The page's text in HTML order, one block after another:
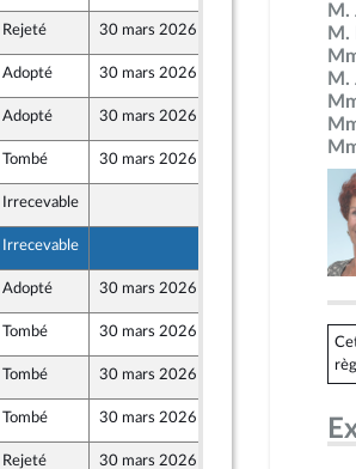
Rejeté 30 mars 2026 26 mars 2026
Adopté 30 mars 2026 28 mars 2026
Adopté 30 mars 2026 28 mars 2026
Tombé 30 mars 2026
Irrecevable 26 mars 2026
Irrecevable
Adopté 30 mars 2026
Tombé 30 mars 2026
Tombé 30 mars 2026 26 mars 2026
Tombé 30 mars 2026 26 mars 2026
Rejeté 30 mars 2026
M.
M.
M.